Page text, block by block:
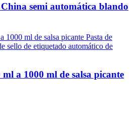
semi automática blando
a 1000 ml de salsa picante